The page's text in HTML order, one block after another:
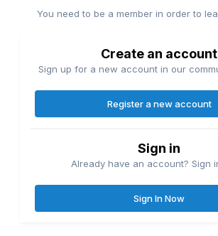
You need to be a member in order to
Create an account
Sign up for a new account in our
Register a new account
Sign in
Already have an account? Sign
Sign In Now